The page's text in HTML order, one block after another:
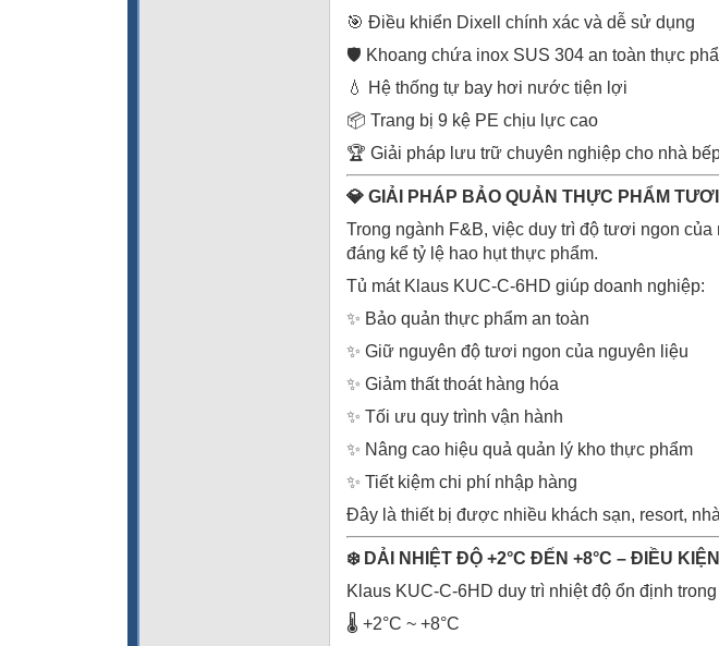
🎯 Điều khiển Dixell chính xác và dễ sử dụng
🛡️ Khoang chứa inox SUS 304 an toàn thực
💧 Hệ thống tự bay hơi nước tiện lợi
📦 Trang bị 9 kệ PE chịu lực cao
🏆 Giải pháp lưu trữ chuyên nghiệp cho nhà
💎 GIẢI PHÁP BẢO QUẢN THỰC PHẨM
Trong ngành F&B, việc duy trì độ tươi ngon
đáng kể tỷ lệ hao hụt thực phẩm.
Tủ mát Klaus KUC-C-6HD giúp doanh nghiệp:
✨ Bảo quản thực phẩm an toàn
✨ Giữ nguyên độ tươi ngon của nguyên liệu
✨ Giảm thất thoát hàng hóa
✨ Tối ưu quy trình vận hành
✨ Nâng cao hiệu quả quản lý kho thực phẩm
✨ Tiết kiệm chi phí nhập hàng
Đây là thiết bị được nhiều khách sạn, resort,
❄️ DẢI NHIỆT ĐỘ +2°C ĐẾN +8°C – ĐIỀU
Klaus KUC-C-6HD duy trì nhiệt độ ổn định
🌡️ +2°C ~ +8°C